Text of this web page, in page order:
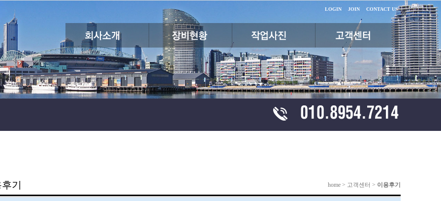
LOGIN JOIN CONTACT US
기 home > 고객센터 > 이용후기